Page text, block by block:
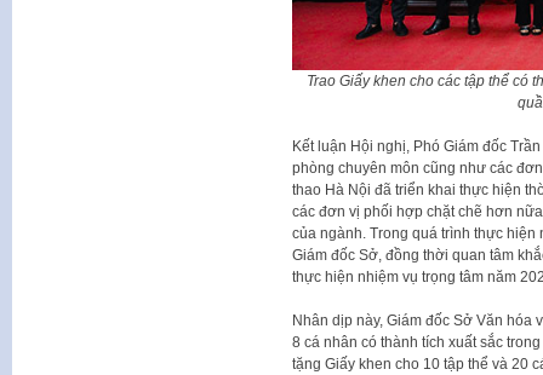
Trao Giấy khen cho các tập thể có
Kết luận Hội nghị, Phó Giám đốc
phòng chuyên môn cũng như các
thao Hà Nội đã triển khai thực hiện
các đơn vị phối hợp chặt chẽ hơn
của ngành. Trong quá trình thực
Giám đốc Sở, đồng thời quan tâm
thực hiện nhiệm vụ trọng tâm năm
Nhân dịp này, Giám đốc Sở Văn hóa
8 cá nhân có thành tích xuất sắc
tặng Giấy khen cho 10 tập thể và 20